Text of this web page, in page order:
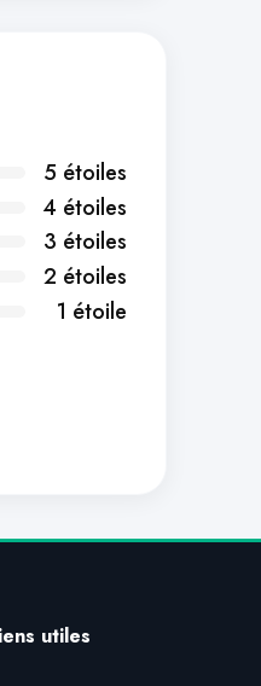
5 étoiles
4 étoiles
3 étoiles
2 étoiles
1 étoile
utiles